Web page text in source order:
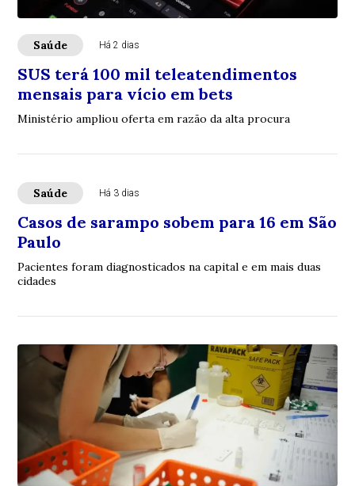
Saúde Há 2 dias
SUS terá 100 mil teleatendimentos
mensais para vício em bets
Ministério ampliou oferta em razão da alta procura
Saúde Há 3 dias
Casos de sarampo sobem para 16 em São
Paulo
Pacientes foram diagnosticados na capital e em mais duas
cidades